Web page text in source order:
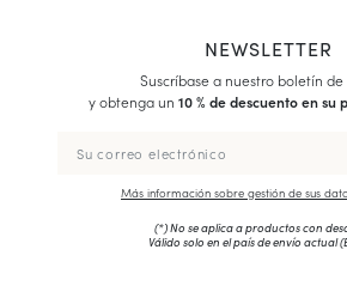
NEWSLETTER
Suscríbase a nuestro boletín
y obtenga un 10 % de descuento en su
Más información sobre gestión de sus
(*) No se aplica a productos con
Válido solo en el país de envío actual (